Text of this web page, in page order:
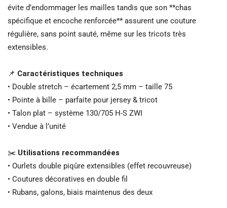
évite d’endommager les mailles tandis que son **chas
spécifique et encoche renforcée** assurent une couture
régulière, sans point sauté, même sur les tricots très
extensibles.
📌 Caractéristiques techniques
• Double stretch – écartement 2,5 mm – taille 75
• Pointe à bille – parfaite pour jersey & tricot
• Talon plat – système 130/705 H-S ZWI
• Vendue à l’unité
✂️ Utilisations recommandées
• Ourlets double piqûre extensibles (effet recouvreuse)
• Coutures décoratives en double fil
• Rubans, galons, biais maintenus des deux